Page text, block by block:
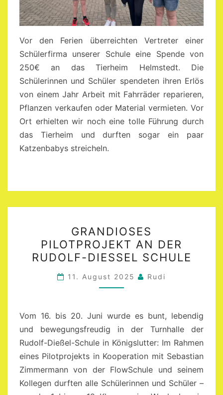
Vor den Ferien überreichten Vertreter einer
Schülerfirma unserer Schule eine Spende von
250€ an das Tierheim Helmstedt. Die
Schülerinnen und Schüler spendeten ihren Erlös
von einem Jahr Arbeit mit Fahrräder reparieren,
Pflanzen verkaufen oder Material vermieten. Vor
Ort erhielten wir noch eine tolle Führung durch
das Tierheim und durften sogar ein paar
Katzenbabys streicheln.
PILOTPROJEKT AN
DER
RUDOLF-
DIESSEL S
CHULE
GRANDIOSES
PILOTPROJEKT AN DER
RUDOLF-DIESSEL SCHULE
11. August 2025 Rudi
Vom 16. bis 20. Juni wurde es bunt, lebendig
und bewegungsfreudig in der Turnhalle der
Rudolf-Dießel-Schule in Königslutter: Im Rahmen
eines Pilotprojekts in Kooperation mit Sebastian
Zimmermann von der FlowSchule und seinem
Kollegen durften alle Schülerinnen und Schüler –